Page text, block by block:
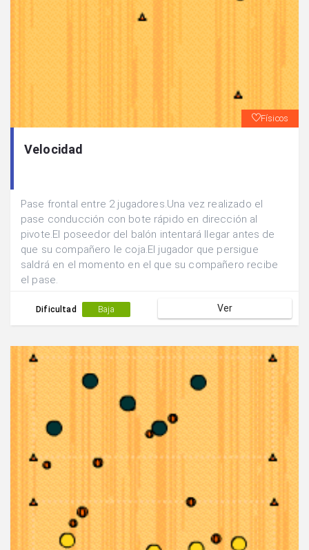
Físicos
Velocidad
Pase frontal entre 2 jugadores.Una vez realizado el
pase conducción con bote rápido en dirección al
pivote.El poseedor del balón intentará llegar antes de
que su compañero le coja.El jugador que persigue
saldrá en el momento en el que su compañero recibe
el pase.
Dificultad Baja Ver